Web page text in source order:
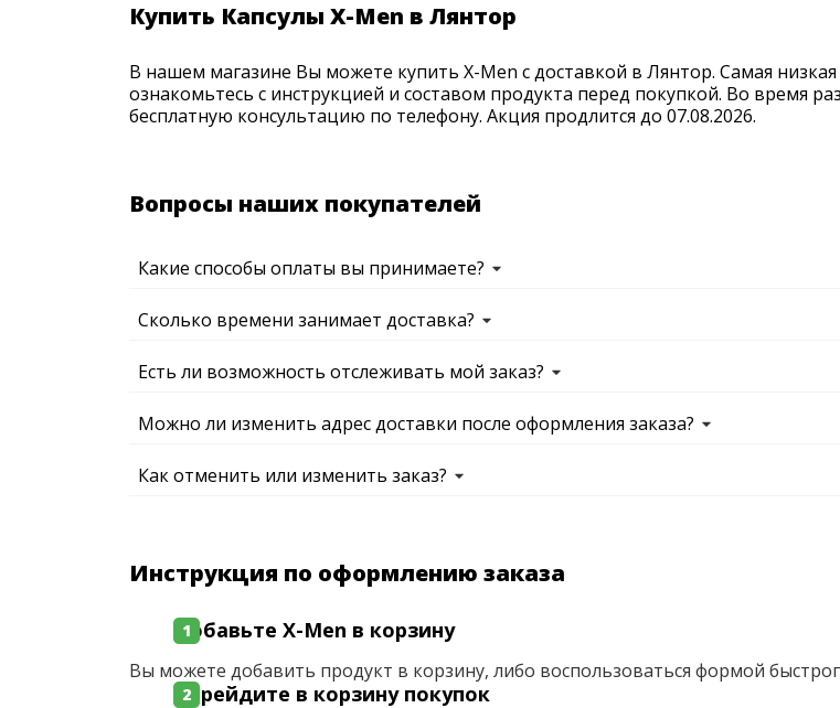
Купить Капсулы X-Men в Лянтор
В нашем магазине Вы можете купить X-Men с доставкой в Лянтор. Самая
ознакомьтесь с инструкцией и составом продукта перед покупкой. Во время
бесплатную консультацию по телефону. Акция продлится до 07.08.2026.
Вопросы наших покупателей
Какие способы оплаты вы принимаете?
Сколько времени занимает доставка?
Есть ли возможность отслеживать мой заказ?
Можно ли изменить адрес доставки после оформления заказа?
Как отменить или изменить заказ?
Инструкция по оформлению заказа
Добавьте X-Men в корзину
Вы можете добавить продукт в корзину, либо воспользоваться формой
Перейдите в корзину покупок